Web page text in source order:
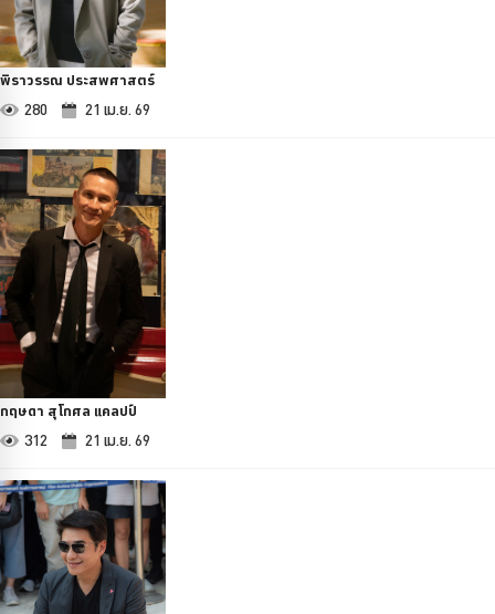
พิราวรรณ ประสพศาสตร์
280 21 เม.ย. 69
กฤษดา สุโกศล แคลปป์
312 21 เม.ย. 69